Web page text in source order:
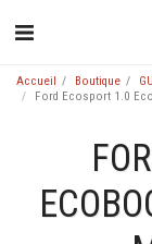
Accueil Boutique
Ford Ecosport 1.0